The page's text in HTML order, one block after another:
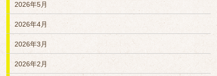
2026年5月
2026年4月
2026年3月
2026年2月